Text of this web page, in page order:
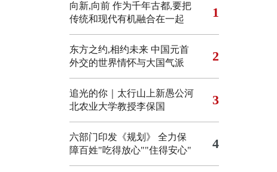
向新,向前 作为千年古都,要把
传统和现代有机融合在一起
1
东方之约,相约未来 中国元首
外交的世界情怀与大国气派
2
追光的你｜太行山上新愚公河
北农业大学教授李保国
3
六部门印发《规划》 全力保
障百姓"吃得放心""住得安心"
4